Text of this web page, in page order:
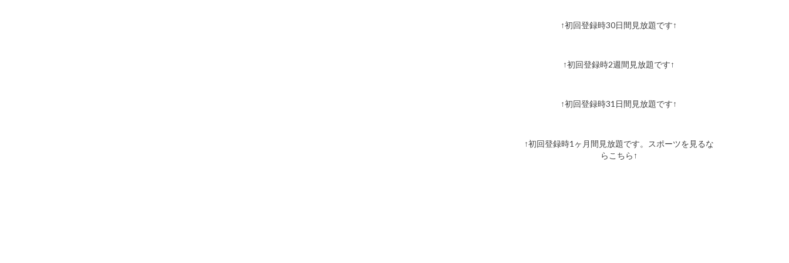
↑初回登録時30日間見放題です↑
↑初回登録時2週間見放題です↑
↑初回登録時31日間見放題です↑
↑初回登録時1ヶ月間見放題です。スポーツを見るな
らこちら↑